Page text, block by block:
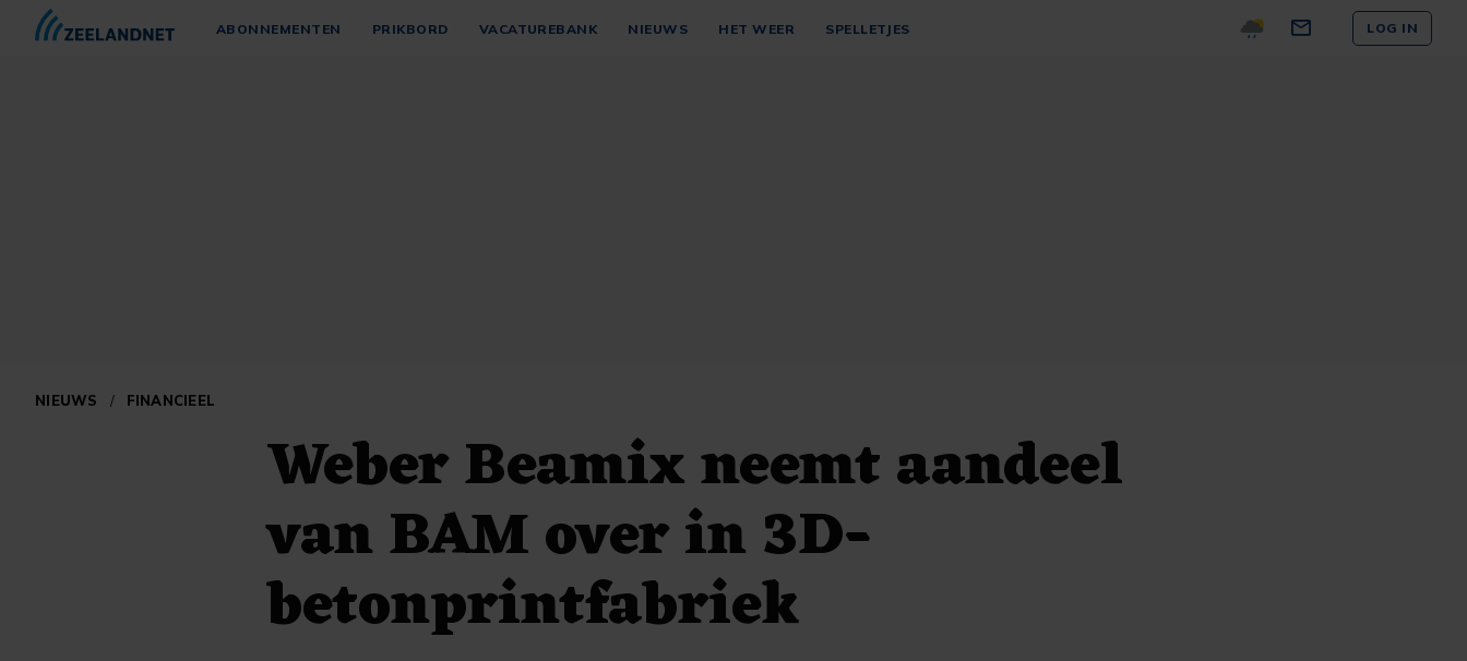
ABONNEMENTEN PRIKBORD VACATUREBANK NIEUWS HET WEER SPELLETJES LOG IN
NIEUWS / FINANCIEEL
Weber Beamix neemt aandeel
van BAM over in 3D-
betonprintfabriek